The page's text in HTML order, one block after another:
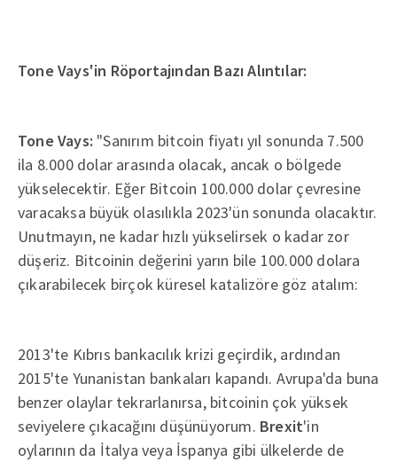
Tone Vays'in Röportajından Bazı Alıntılar:
Tone Vays: "Sanırım bitcoin fiyatı yıl sonunda 7.500
ila 8.000 dolar arasında olacak, ancak o bölgede
yükselecektir. Eğer Bitcoin 100.000 dolar çevresine
varacaksa büyük olasılıkla 2023'ün sonunda olacaktır.
Unutmayın, ne kadar hızlı yükselirsek o kadar zor
düşeriz. Bitcoinin değerini yarın bile 100.000 dolara
çıkarabilecek birçok küresel katalizöre göz atalım:
2013'te Kıbrıs bankacılık krizi geçirdik, ardından
2015'te Yunanistan bankaları kapandı. Avrupa'da buna
benzer olaylar tekrarlanırsa, bitcoinin çok yüksek
seviyelere çıkacağını düşünüyorum. Brexit'in
oylarının da İtalya veya İspanya gibi ülkelerde de